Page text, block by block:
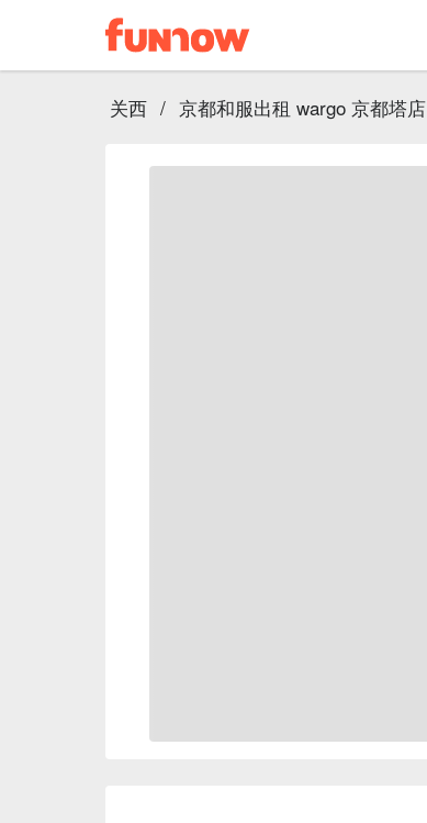
关西 / 京都和服出租 wargo 京都塔店